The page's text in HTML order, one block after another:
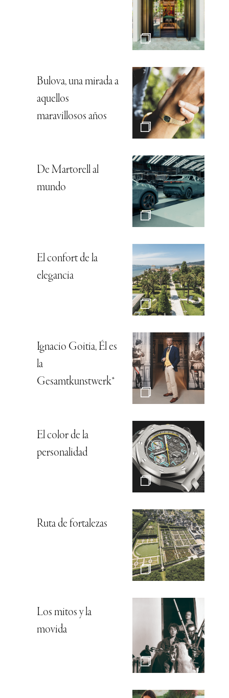
Bulova, una mirada a
aquellos
maravillosos años
De Martorell al
mundo
El confort de la
elegancia
Ignacio Goitia, Él es
la
Gesamtkunstwerk*
El color de la
personalidad
Ruta de fortalezas
Los mitos y la
movida